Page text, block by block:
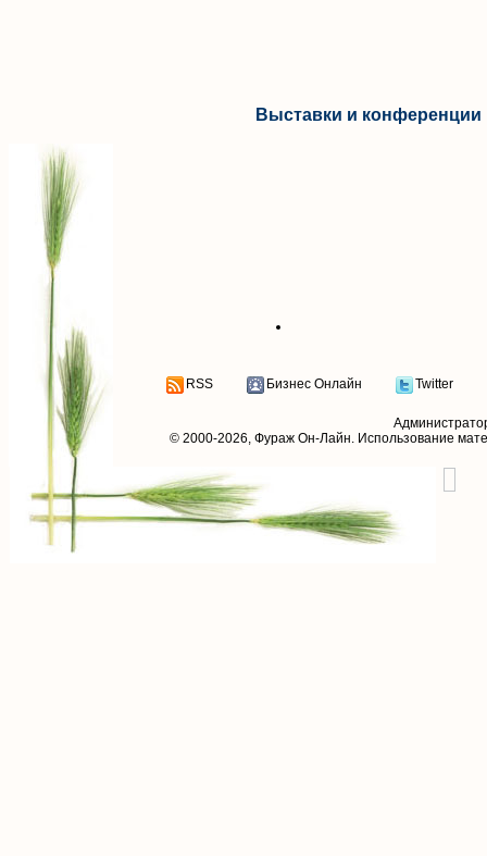
Выставки и конференции
RSS Бизнес Онлайн Twitter
© 2000-2026, Фураж Он-Лайн. Использование